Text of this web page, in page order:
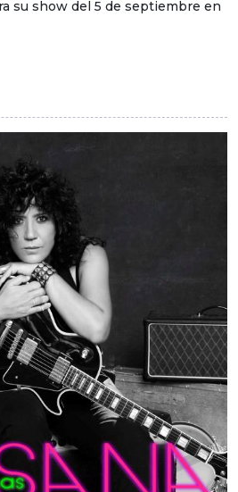
su show del 5 de septiembre en